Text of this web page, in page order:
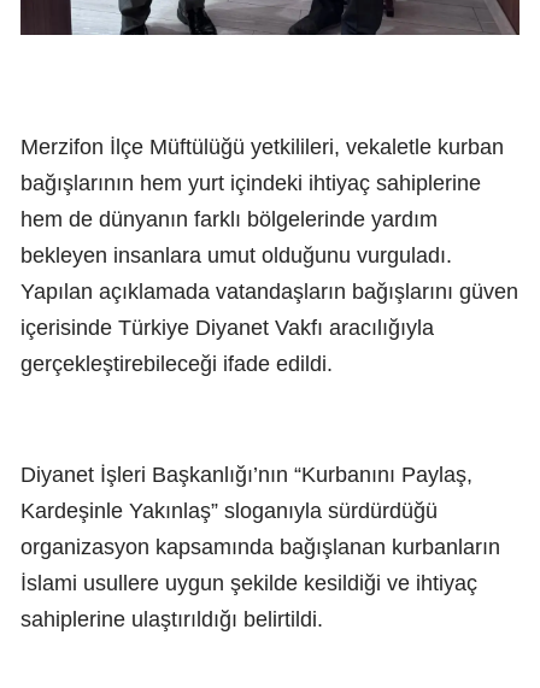
Merzifon İlçe Müftülüğü yetkilileri, vekaletle kurban
bağışlarının hem yurt içindeki ihtiyaç sahiplerine
hem de dünyanın farklı bölgelerinde yardım
bekleyen insanlara umut olduğunu vurguladı.
Yapılan açıklamada vatandaşların bağışlarını güven
içerisinde Türkiye Diyanet Vakfı aracılığıyla
gerçekleştirebileceği ifade edildi.
Diyanet İşleri Başkanlığı’nın “Kurbanını Paylaş,
Kardeşinle Yakınlaş” sloganıyla sürdürdüğü
organizasyon kapsamında bağışlanan kurbanların
İslami usullere uygun şekilde kesildiği ve ihtiyaç
sahiplerine ulaştırıldığı belirtildi.